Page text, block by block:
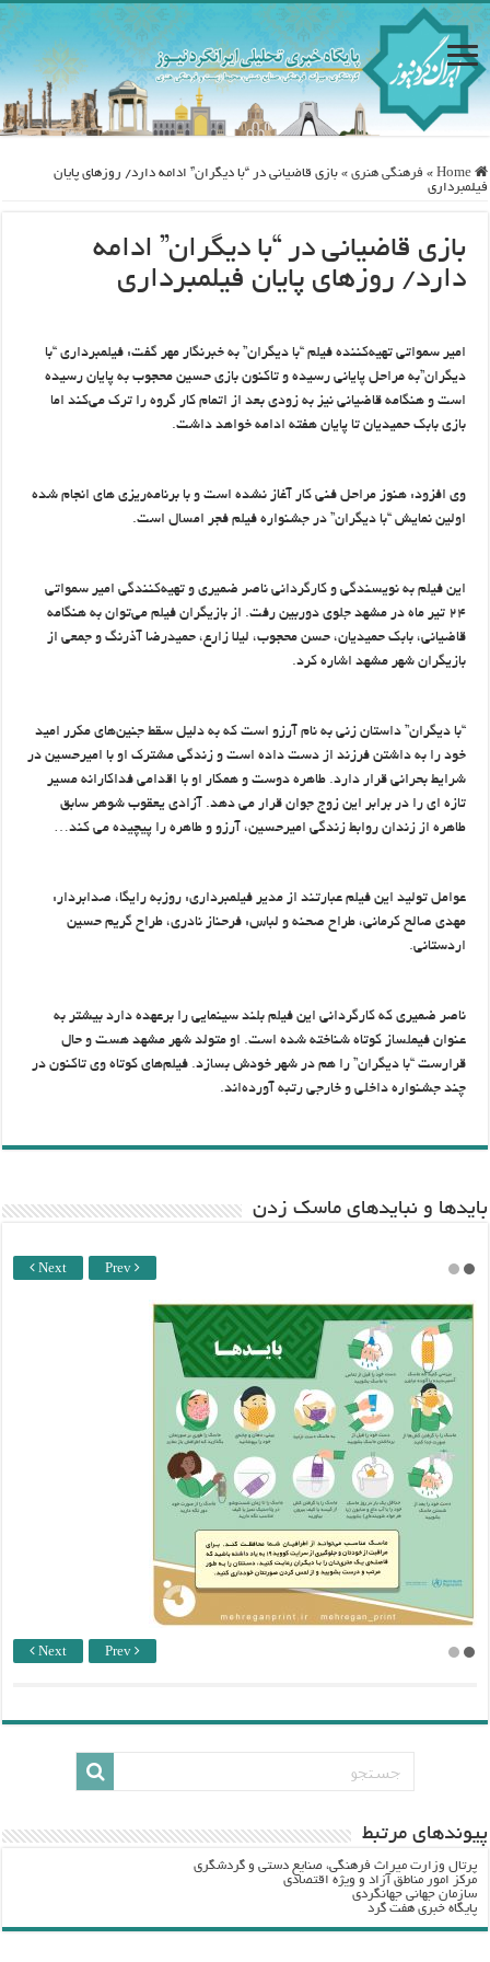
Home
» فرهنگی هنری » بازی قاضیانی در “با دیگران” ادامه دارد/ روزهای پایان
فیلمبرداری
بازی قاضیانی در “با دیگران” ادامه
دارد/ روزهای پایان فیلمبرداری
امیر سمواتی تهیه‌کننده فیلم “با دیگران” به خبرنگار مهر گفت: فیلمبرداری “با
دیگران”به مراحل پایانی رسیده و تاکنون بازی حسین محجوب به پایان رسیده
است و هنگامه قاضیانی نیز به زودی بعد از اتمام کار گروه را ترک می‌کند اما
بازی بابک حمیدیان تا پایان هفته ادامه خواهد داشت.
وی افزود: هنوز مراحل فنی کار آغاز نشده است و با برنامه‌ریزی های انجام شده
اولین نمایش “با دیگران” در جشنواره فیلم فجر امسال است.
این فیلم به نویسندگی و کارگردانی ناصر ضمیری و تهیه‌کنندگی امیر سمواتی
۲۴ تیر ماه در مشهد جلوی دوربین رفت. از بازیگران فیلم می‌توان به هنگامه
قاضیانی، بابک حمیدیان، حسن محجوب، لیلا زارع، حمیدرضا آذرنگ و جمعی از
بازیگران شهر مشهد اشاره کرد.
“با دیگران” داستان زنی به نام آرزو است که به دلیل سقط جنین‌های مکرر امید
خود را به داشتن فرزند از دست داده است و زندگی مشترک او با امیرحسین در
شرایط بحرانی قرار دارد. طاهره دوست و همکار او با اقدامی فداکارانه مسیر
تازه ای را در برابر این زوج جوان قرار می دهد. آزادی یعقوب شوهر سابق
طاهره از زندان روابط زندگی امیرحسین، آرزو و طاهره را پیچیده می کند…
عوامل تولید این فیلم عبارتند از مدیر فیلمبرداری: روزبه رایگا، صدابردار:
مهدی صالح کرمانی، طراح صحنه و لباس: فرحناز نادری، طراح گریم حسین
اردستانی.
ناصر ضمیری که کارگردانی این فیلم بلند سینمایی را برعهده دارد بیشتر به
عنوان فیملساز کوتاه شناخته شده است. او متولد شهر مشهد هست و حال
قرارست “با دیگران” را هم در شهر خودش بسازد. فیلم‌های کوتاه وی تاکنون در
چند جشنواره داخلی و خارجی رتبه آورده‌اند.
باید‌ها و نبایدهای ماسک زدن
Next Prev
Next Prev
پيوندهاي مرتبط
پرتال وزارت ميراث فرهنگي، صنایع دستی و گردشگري
مرکز امور مناطق آزاد و ویژه اقتصادی
سازمان جهانی جهانگردی
پایگاه خبری هفت گرد